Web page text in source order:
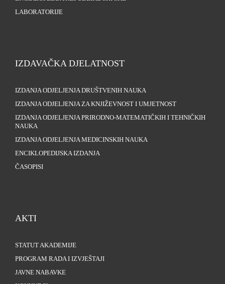
LABORATORIJE
IZDAVAČKA DJELATNOST
IZDANJA ODJELJENJA DRUŠTVENIH NAUKA
IZDANJA ODJELJENJA ZA KNJIŽEVNOST I UMJETNOST
IZDANJA ODJELJENJA PRIRODNO-MATEMATIČKIH I TEHNIČKIH
NAUKA
IZDANJA ODJELJENJA MEDICINSKIH NAUKA
ENCIKLOPEDIJSKA IZDANJA
ČASOPISI
AKTI
STATUT AKADEMIJE
PROGRAM RADA I IZVJEŠTAJI
JAVNE NABAVKE